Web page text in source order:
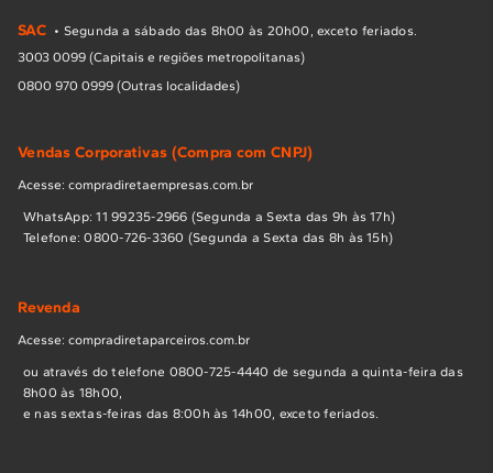
SAC • Segunda a sábado das 8h00 às 20h00, exceto feriados.
3003 0099 (Capitais e regiões metropolitanas)
0800 970 0999 (Outras localidades)
Vendas Corporativas (Compra com CNPJ)
Acesse: compradiretaempresas.com.br
WhatsApp: 11 99235-2966 (Segunda a Sexta das 9h às 17h)
Telefone: 0800-726-3360 (Segunda a Sexta das 8h às 15h)
Revenda
Acesse: compradiretaparceiros.com.br
ou através do telefone 0800-725-4440 de segunda a quinta-feira das
8h00 às 18h00,
e nas sextas-feiras das 8:00h às 14h00, exceto feriados.